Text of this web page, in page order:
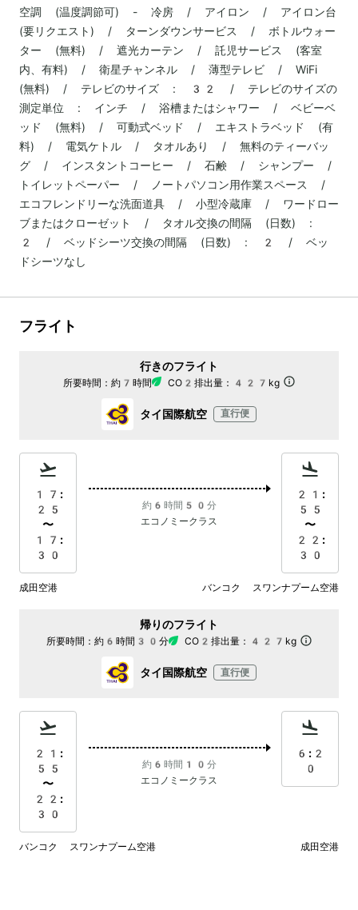
空調 (温度調節可) - 冷房 / アイロン / アイロン台
(要リクエスト) / ターンダウンサービス / ボトルウォー
ター (無料) / 遮光カーテン / 託児サービス (客室
内、有料) / 衛星チャンネル / 薄型テレビ / WiFi
(無料) / テレビのサイズ : 32 / テレビのサイズの
測定単位 : インチ / 浴槽またはシャワー / ベビーベ
ッド (無料) / 可動式ベッド / エキストラベッド (有
料) / 電気ケトル / タオルあり / 無料のティーバッ
グ / インスタントコーヒー / 石鹸 / シャンプー /
トイレットペーパー / ノートパソコン用作業スペース /
エコフレンドリーな洗面道具 / 小型冷蔵庫 / ワードロー
ブまたはクローゼット / タオル交換の間隔 (日数) :
2 / ベッドシーツ交換の間隔 (日数) : 2 / ベッ
ドシーツなし
フライト
行きのフライト
所要時間： 約7時間 CO2排出量： 427kg
タイ国際航空 直行便
17:
25
〜
17:
30
約6時間50分
エコノミークラス
21:
55
〜
22:
30
成田空港 バンコク スワンナプーム空港
帰りのフライト
所要時間： 約6時間30分 CO2排出量： 427kg
タイ国際航空 直行便
21:
55
〜
22:
30
約6時間10分
エコノミークラス
6:2
0
バンコク スワンナプーム空港 成田空港